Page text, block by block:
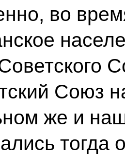
во
Союз
же и
тогда